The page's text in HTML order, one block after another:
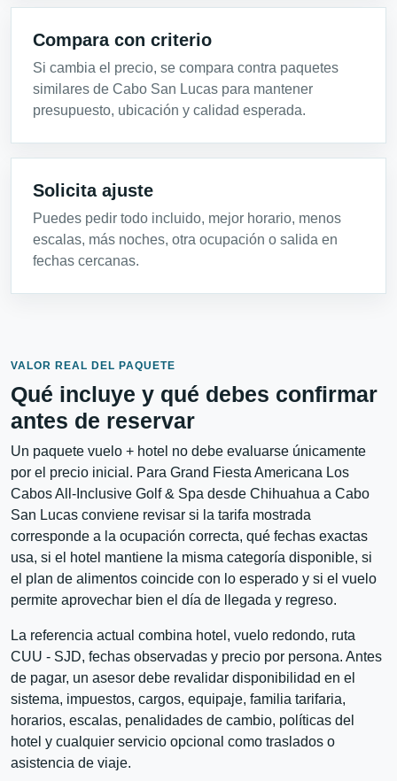
Compara con criterio
Si cambia el precio, se compara contra paquetes
similares de Cabo San Lucas para mantener
presupuesto, ubicación y calidad esperada.
Solicita ajuste
Puedes pedir todo incluido, mejor horario, menos
escalas, más noches, otra ocupación o salida en
fechas cercanas.
VALOR REAL DEL PAQUETE
Qué incluye y qué debes confirmar
antes de reservar
Un paquete vuelo + hotel no debe evaluarse únicamente
por el precio inicial. Para Grand Fiesta Americana Los
Cabos All-Inclusive Golf & Spa desde Chihuahua a Cabo
San Lucas conviene revisar si la tarifa mostrada
corresponde a la ocupación correcta, qué fechas exactas
usa, si el hotel mantiene la misma categoría disponible, si
el plan de alimentos coincide con lo esperado y si el vuelo
permite aprovechar bien el día de llegada y regreso.
La referencia actual combina hotel, vuelo redondo, ruta
CUU - SJD, fechas observadas y precio por persona. Antes
de pagar, un asesor debe revalidar disponibilidad en el
sistema, impuestos, cargos, equipaje, familia tarifaria,
horarios, escalas, penalidades de cambio, políticas del
hotel y cualquier servicio opcional como traslados o
asistencia de viaje.